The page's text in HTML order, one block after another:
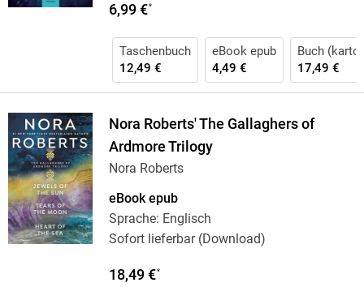
6,99 €*
Taschenbuch
12,49 €
eBook epub
4,49 €
Buch
17,49 €
Nora Roberts' The Gallaghers of
Ardmore Trilogy
Nora Roberts
eBook epub
Sprache: Englisch
Sofort lieferbar (Download)
18,49 €*